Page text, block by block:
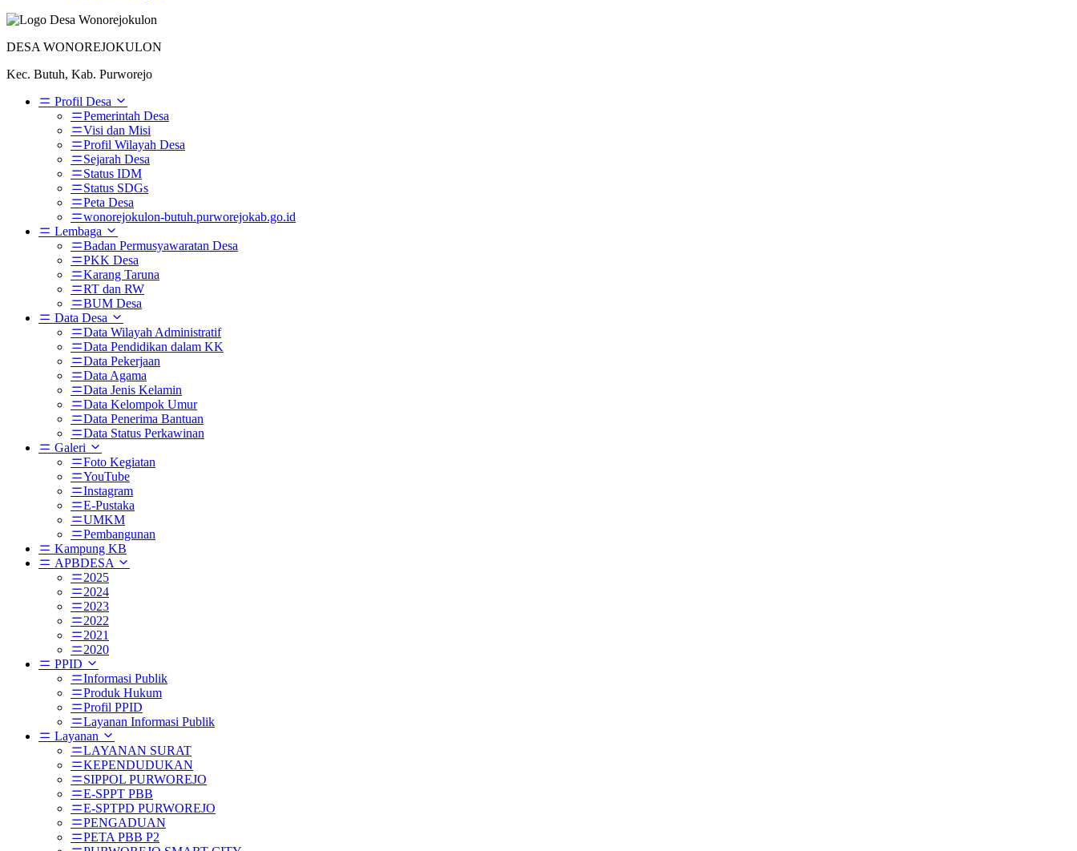
DESA WONOREJOKULON
Kec. Butuh, Kab. Purworejo
Profil Desa
Pemerintah Desa
Visi dan Misi
Profil Wilayah Desa
Sejarah Desa
Status IDM
Status SDGs
Peta Desa
wonorejokulon-butuh.purworejokab.go.id
Lembaga
Badan Permusyawaratan Desa
PKK Desa
Karang Taruna
RT dan RW
BUM Desa
Data Desa
Data Wilayah Administratif
Data Pendidikan dalam KK
Data Pekerjaan
Data Agama
Data Jenis Kelamin
Data Kelompok Umur
Data Penerima Bantuan
Data Status Perkawinan
Galeri
Foto Kegiatan
YouTube
Instagram
E-Pustaka
UMKM
Pembangunan
Kampung KB
APBDESA
2025
2024
2023
2022
2021
2020
PPID
Informasi Publik
Produk Hukum
Profil PPID
Layanan Informasi Publik
Layanan
LAYANAN SURAT
KEPENDUDUKAN
SIPPOL PURWOREJO
E-SPPT PBB
E-SPTPD PURWOREJO
PENGADUAN
PETA PBB P2